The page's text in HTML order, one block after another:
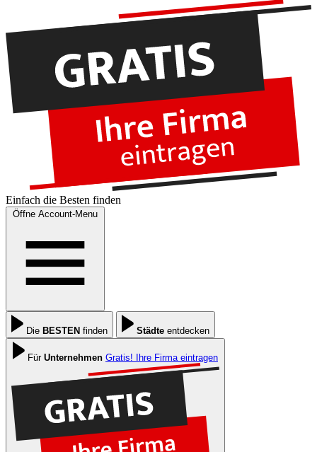
Einfach die Besten finden
Öffne Account-Menu
Die BESTEN finden Städte entdecken
Für Unternehmen Gratis! Ihre Firma eintragen